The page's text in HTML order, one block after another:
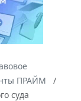
ПРАЙМ
суда